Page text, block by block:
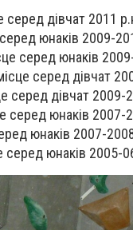
дівчат 2011
юнаків 2009-
серед юнаків
серед дівчат
дівчат 2009-
юнаків 2007-
юнаків 2007-
юнаків 2005-